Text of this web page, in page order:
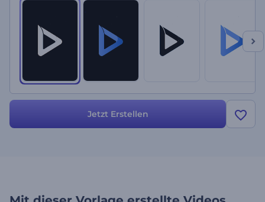
Jetzt Erstellen